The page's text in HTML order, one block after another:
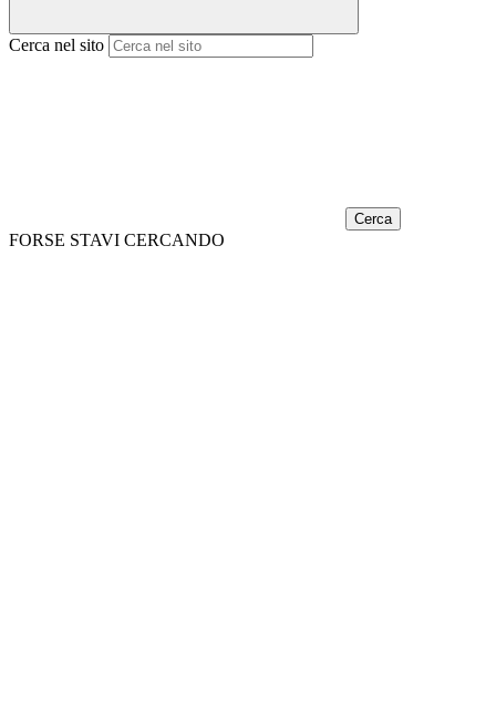
Cerca nel sito
Cerca
FORSE STAVI CERCANDO